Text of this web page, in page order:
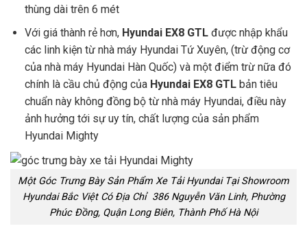
thùng dài trên 6 mét
Với giá thành rẻ hơn, Hyundai EX8 GTLđược nhập khẩu
các linh kiện từ nhà máy Hyundai Tứ Xuyên, (trừ động cơ
của nhà máy Hyundai Hàn Quốc) và một điểm trừ nữa đó
chính là cầu chủ động của Hyundai EX8 GTLbản tiêu
chuẩn này không đồng bộ từ nhà máy Hyundai, điều này
ảnh hưởng tới sự uy tín, chất lượng của sản phẩm
Hyundai Mighty
Một Góc Trưng Bày Sản Phẩm Xe Tải Hyundai Tại Showroom
Hyundai Bắc Việt Có Địa Chỉ 386 Nguyễn Văn Linh, Phường
Phúc Đồng, Quận Long Biên, Thành Phố Hà Nội